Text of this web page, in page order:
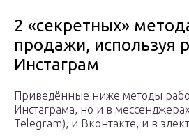
2 «секретных»
продажи, используя
Инстаграм
Приведённые ниже методы
Инстаграма, но и в
Telegram), и Вконтакте, и в